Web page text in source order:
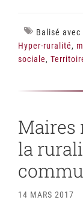
Balisé avec
Hyper-ruralité,
sociale,
Maires
la
14 MARS 2017